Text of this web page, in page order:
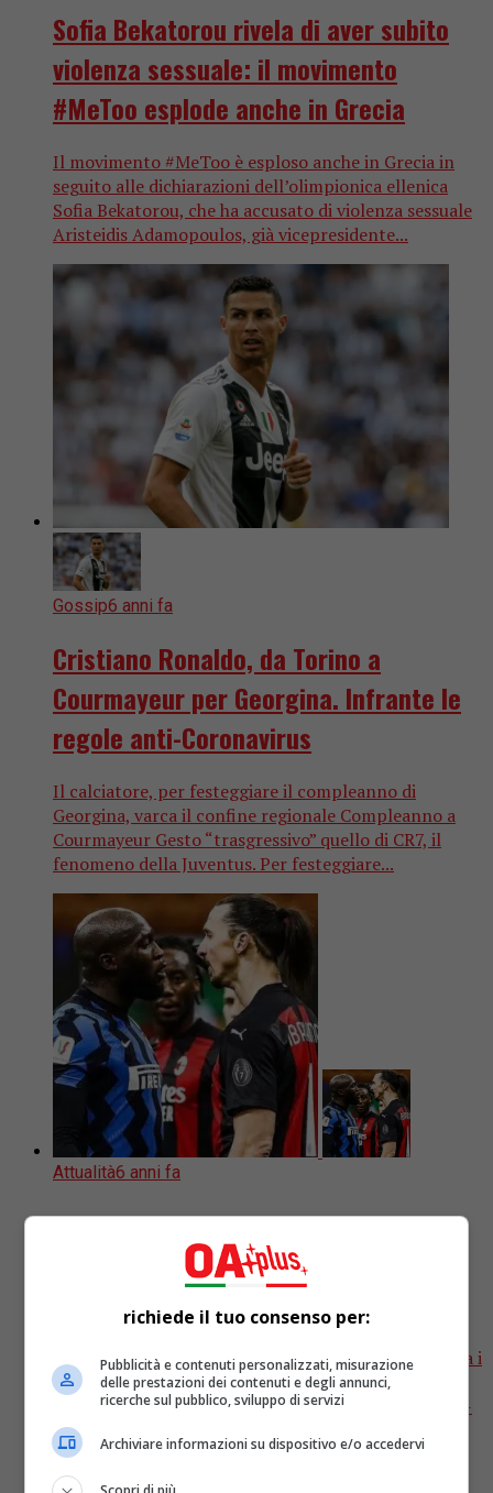
Sofia Bekatorou rivela di aver subito
violenza sessuale: il movimento
#MeToo esplode anche in Grecia
Il movimento #MeToo è esploso anche in Grecia in
seguito alle dichiarazioni dell’olimpionica ellenica
Sofia Bekatorou, che ha accusato di violenza sessuale
Aristeidis Adamopoulos, già vicepresidente...
Gossip6 anni fa
Cristiano Ronaldo, da Torino a
Courmayeur per Georgina. Infrante le
regole anti-Coronavirus
Il calciatore, per festeggiare il compleanno di
Georgina, varca il confine regionale Compleanno a
Courmayeur Gesto “trasgressivo” quello di CR7, il
fenomeno della Juventus. Per festeggiare...
Attualità6 anni fa
Zlatan Ibrahimovic a rischio Festival?
Sui social impazza l’hashatag
#ibranograzie
Il calciatore del Milan, Zlatan Ibrahimovic, scelto tra i
co-conduttori del prossimo Festival di Sanremo,
sarebbe a rischio partecipazione. L’attaccante rosso-
nero sarebbe stato accusato di “razzismo”...
richiede il tuo consenso per:
Pubblicità e contenuti personalizzati, misurazione
delle prestazioni dei contenuti e degli annunci,
ricerche sul pubblico, sviluppo di servizi
Archiviare informazioni su dispositivo e/o accedervi